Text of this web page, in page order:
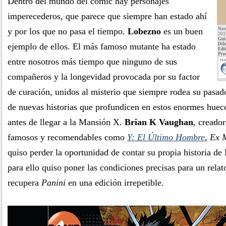
imperecederos, que parece que siempre han estado ahí
y por los que no pasa el tiempo. Lobezno es un buen
ejemplo de ellos. El más famoso mutante ha estado
entre nosotros más tiempo que ninguno de sus
compañeros y la longevidad provocada por su factor
de curación, unidos al misterio que siempre rodea su
de nuevas historias que profundicen en estos enormes
antes de llegar a la Mansión X. Brian K Vaughan,
famosos y recomendables como Y: El Último Hombre, Ex
quiso perder la oportunidad de contar su propia historia de
para ello quiso poner las condiciones precisas para un
recupera Panini en una edición irrepetible.